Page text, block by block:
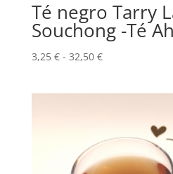
Té negro Tarry
Souchong -Té
3,25 € - 32,50 €Rango
hasta
32,50 €